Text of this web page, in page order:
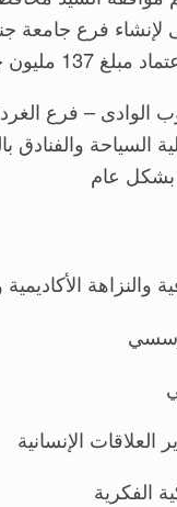
لإنشاء فرع جامعة
الوادى – فرع
السياحة
والنزاهة الأكاديمية
العلاقات الإنسانية
الفكرية